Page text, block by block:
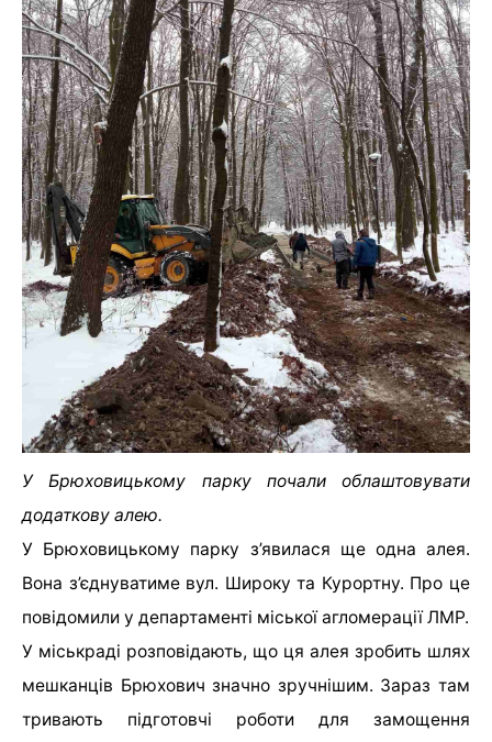
У Брюховицькому парку почали облаштовувати
додаткову алею.
У Брюховицькому парку з’явилася ще одна алея.
Вона з’єднуватиме вул. Широку та Курортну. Про це
повідомили у департаменті міської агломерації ЛМР.
У міськраді розповідають, що ця алея зробить шлях
мешканців Брюхович значно зручнішим. Зараз там
тривають підготовчі роботи для замощення